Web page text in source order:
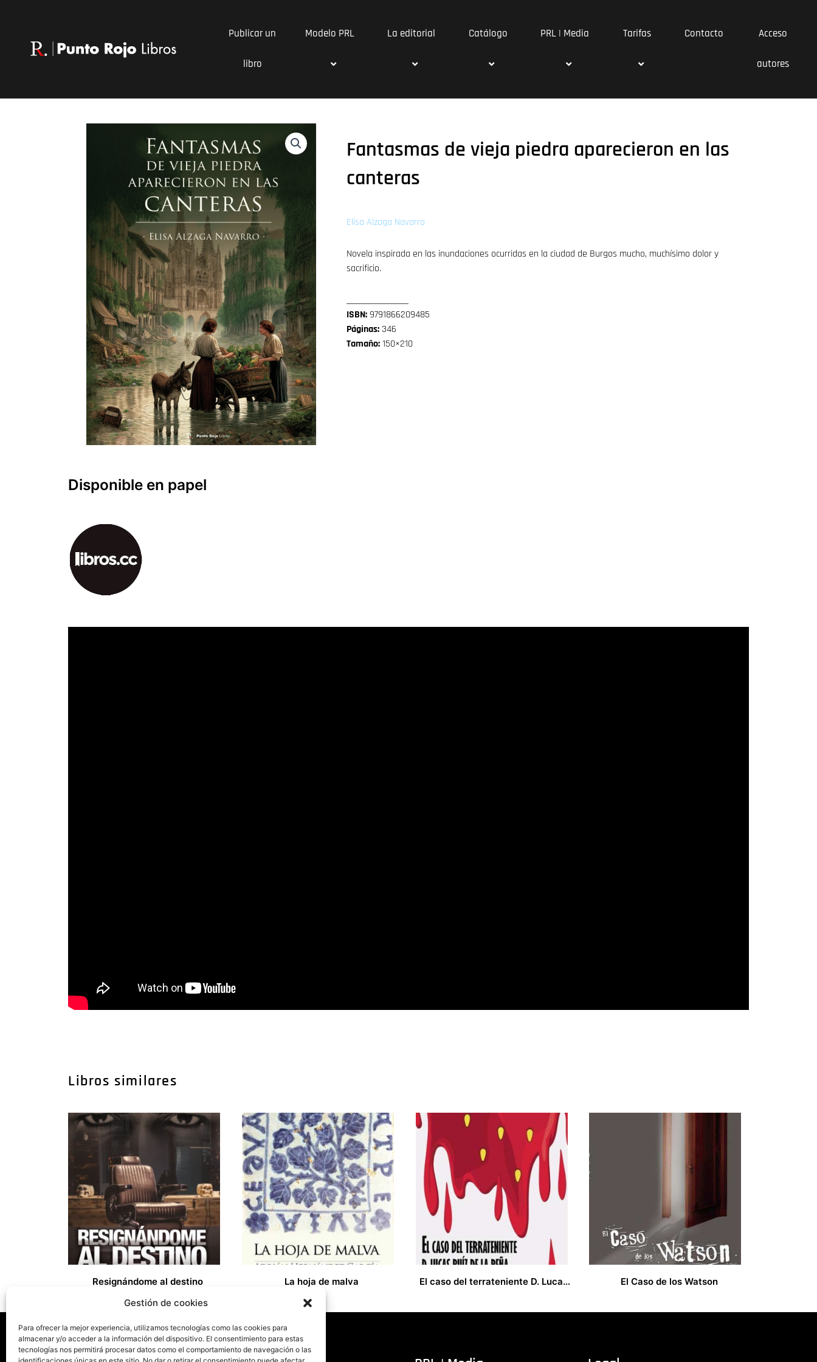
Gestión de cookies
Para ofrecer la mejor experiencia, utilizamos tecnologías como las cookies para
almacenar y/o acceder a la información del dispositivo. El consentimiento para estas
tecnologías nos permitirá procesar datos como el comportamiento de navegación o las
Publicar un
libro
Modelo PRL La editorial Catálogo PRL | Media Tarifas Contacto Acceso
autores
Fantasmas de vieja piedra aparecieron en las
canteras
Elisa Alzaga Navarro
Novela inspirada en las inundaciones ocurridas en la ciudad de Burgos mucho, muchísimo dolor y
sacrificio.
ISBN:9791866209485
Páginas:346
Tamaño:150×210
Disponible en papel
Libros similares
Resignándome al destino La hoja de malva El caso del terrateniente D. Lucas Ruáz de la Peña El Caso de los Watson